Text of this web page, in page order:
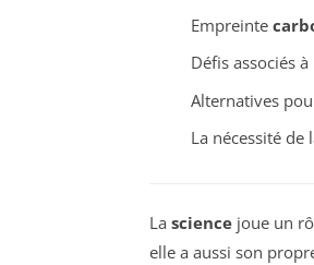
Empreinte
Défis associés
Alternatives
La nécessité de
La science joue un
elle a aussi son